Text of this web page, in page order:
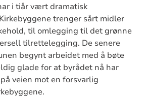
i tiår vært dramatisk
trenger sårt midler
til omlegging til det grønne
tilrettelegging. De senere
begynt arbeidet med å bøte
glade for at byrådet nå har
veien mot en forsvarlig